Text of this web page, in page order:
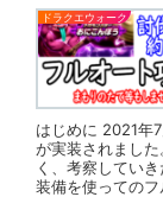
ドラクエウォーク
はじめに 2021年
が実装されまし
く、考察してい
装備を使っての